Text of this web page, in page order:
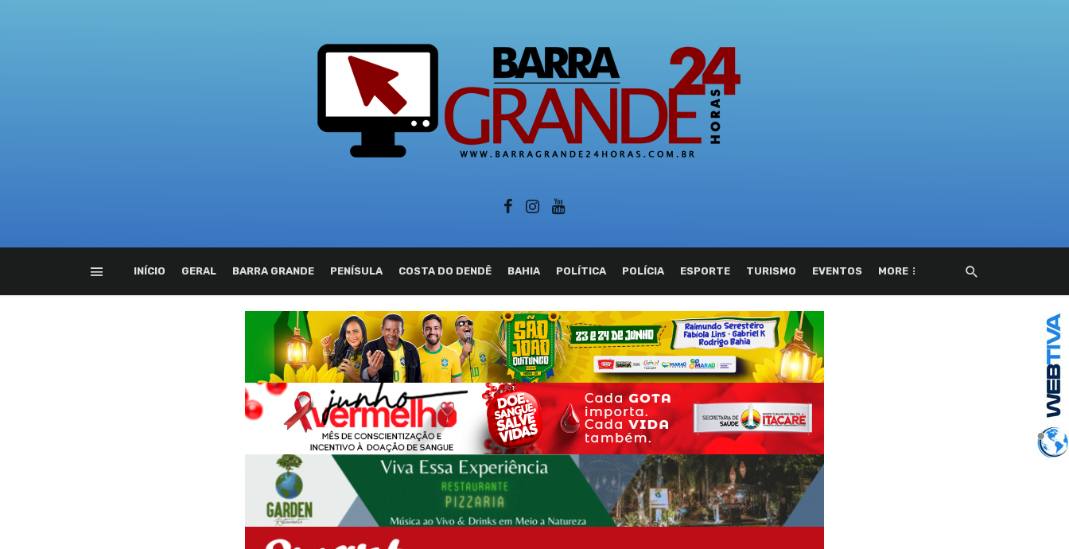
INÍCIO GERAL BARRA GRANDE PENÍSULA COSTA DO DENDÊ BAHIA POLÍTICA POLÍCIA ESPORTE TURISMO EVENTOS MORE